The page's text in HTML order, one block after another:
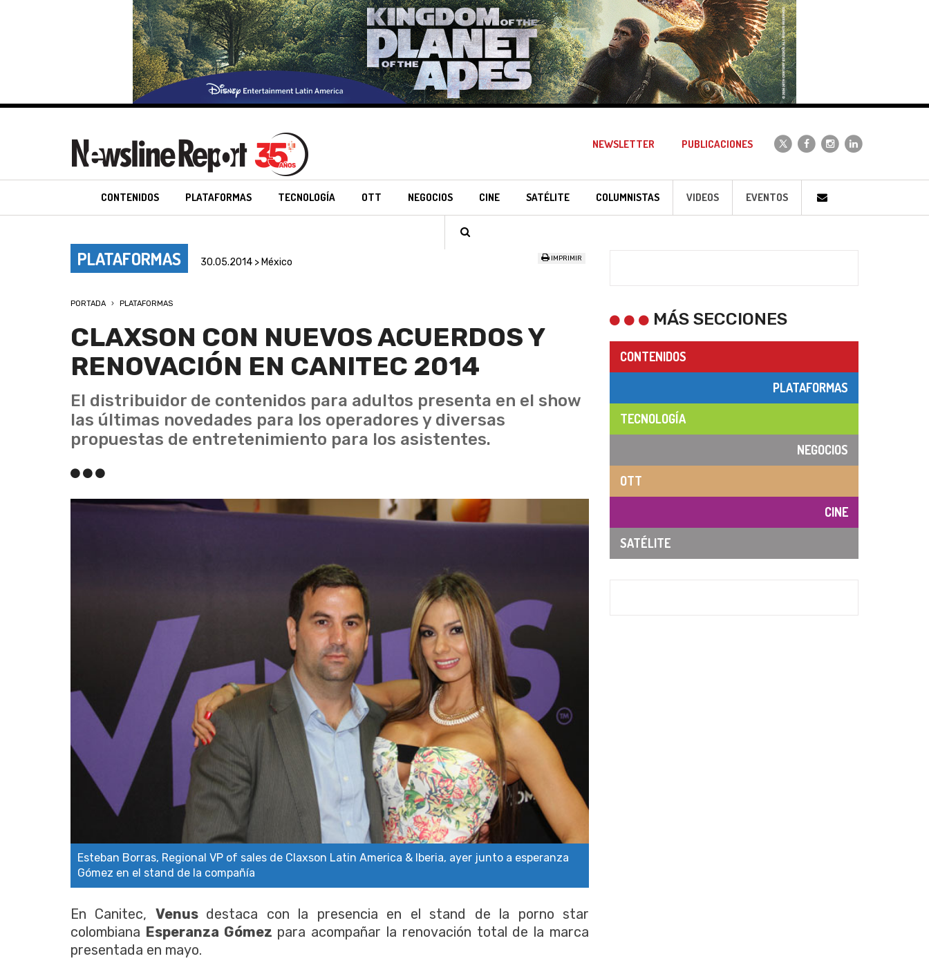
NEWSLETTER PUBLICACIONES
CONTENIDOS PLATAFORMAS TECNOLOGÍA OTT NEGOCIOS CINE SATÉLITE COLUMNISTAS VIDEOS EVENTOS
PLATAFORMAS 30.05.2014 > México IMPRIMIR
PORTADA PLATAFORMAS
CLAXSON CON NUEVOS ACUERDOS Y
RENOVACIÓN EN CANITEC 2014
El distribuidor de contenidos para adultos presenta en el show
las últimas novedades para los operadores y diversas
propuestas de entretenimiento para los asistentes.
Esteban Borras, Regional VP of sales de Claxson Latin America & Iberia, ayer junto a esperanza
Gómez en el stand de la compañía
En Canitec, Venus destaca con la presencia en el stand de la porno star
colombiana Esperanza Gómez para acompañar la renovación total de la marca
presentada en mayo.
MÁS SECCIONES
CONTENIDOS
PLATAFORMAS
TECNOLOGÍA
NEGOCIOS
OTT
CINE
SATÉLITE